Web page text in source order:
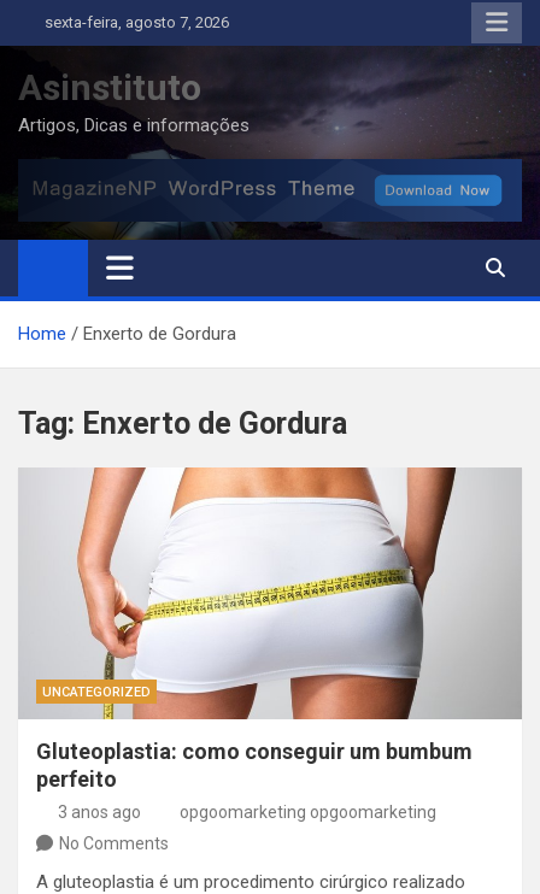
to
content
sexta-feira, agosto 7, 2026
Asinstituto
Artigos, Dicas e informações
Home Enxerto de Gordura
Tag: Enxerto de Gordura
UNCATEGORIZED
Gluteoplastia: como conseguir um bumbum
perfeito
3 anos ago
opgoomarketing opgoomarketing
No Comments
A gluteoplastia é um procedimento cirúrgico realizado